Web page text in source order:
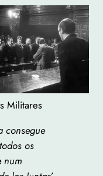
Militares
consegue
os
num